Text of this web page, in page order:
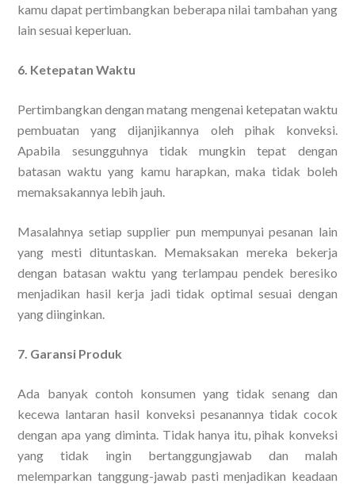
kamu dapat pertimbangkan beberapa nilai tambahan yang
lain sesuai keperluan.
6. Ketepatan Waktu
Pertimbangkan dengan matang mengenai ketepatan waktu
pembuatan yang dijanjikannya oleh pihak konveksi.
Apabila sesungguhnya tidak mungkin tepat dengan
batasan waktu yang kamu harapkan, maka tidak boleh
memaksakannya lebih jauh.
Masalahnya setiap supplier pun mempunyai pesanan lain
yang mesti dituntaskan. Memaksakan mereka bekerja
dengan batasan waktu yang terlampau pendek beresiko
menjadikan hasil kerja jadi tidak optimal sesuai dengan
yang diinginkan.
7. Garansi Produk
Ada banyak contoh konsumen yang tidak senang dan
kecewa lantaran hasil konveksi pesanannya tidak cocok
dengan apa yang diminta. Tidak hanya itu, pihak konveksi
yang tidak ingin bertanggungjawab dan malah
melemparkan tanggung-jawab pasti menjadikan keadaan